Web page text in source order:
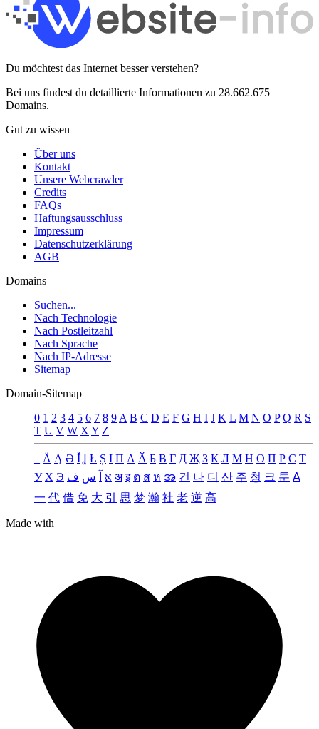
Du möchtest das Internet besser verstehen?
Bei uns findest du detaillierte Informationen zu 28.662.675
Domains.
Gut zu wissen
Über uns
Kontakt
Unsere Webcrawler
Credits
FAQs
Haftungsausschluss
Impressum
Datenschutzerklärung
AGB
Domains
Suchen...
Nach Technologie
Nach Postleitzahl
Nach Sprache
Nach IP-Adresse
Sitemap
Domain-Sitemap
0 1 2 3 4 5 6 7 8 9 A B C D E F G H I J K L M N O P Q R S
T U V W X Y Z
Ä Ą Ə Ǐ Ʝ Ł Ș Ι Π А Ӑ Б В Г Д Җ З К Л М Н О П Р С Т
У Х Э א س ف अ इ ต ส ห အ 건 나 디 산 주 청 크 툰 ꓮ
一 代 借 免 大 引 思 梦 瀚 社 老 逆 高
Made with